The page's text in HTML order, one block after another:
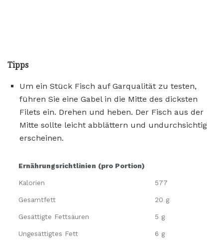
Tipps
Um ein Stück Fisch auf Garqualität zu testen,
führen Sie eine Gabel in die Mitte des dicksten
Filets ein. Drehen und heben. Der Fisch aus der
Mitte sollte leicht abblättern und undurchsichtig
erscheinen.
Ernährungsrichtlinien (pro Portion)
Kalorien 577
Gesamtfett 20 g
Gesättigte Fettsäuren 5 g
Ungesättigtes Fett 6 g